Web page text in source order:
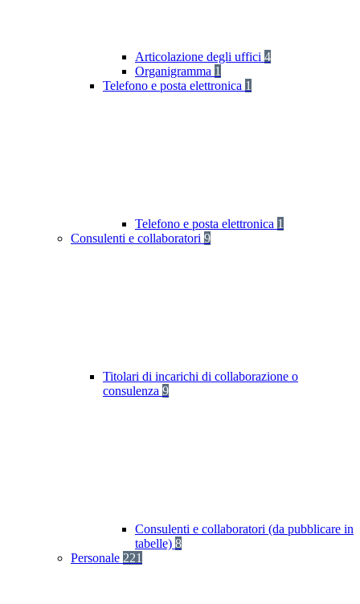
Articolazione degli uffici 4
Organigramma 1
Telefono e posta elettronica 1
Telefono e posta elettronica 1
Consulenti e collaboratori 9
Titolari di incarichi di collaborazione o
consulenza 9
Consulenti e collaboratori (da pubblicare in
tabelle) 8
Personale 221